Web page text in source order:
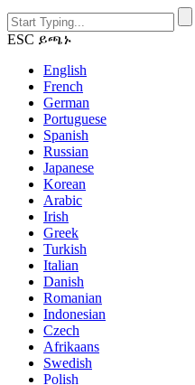
ESC ይጫኑ
English
French
German
Portuguese
Spanish
Russian
Japanese
Korean
Arabic
Irish
Greek
Turkish
Italian
Danish
Romanian
Indonesian
Czech
Afrikaans
Swedish
Polish